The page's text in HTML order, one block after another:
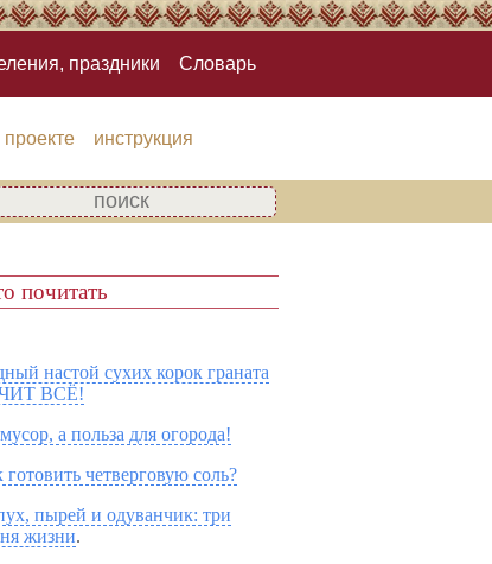
праздники Словарь
проекте инструкция
почитать
настой сухих корок граната
ВСЁ!
а польза для огорода!
готовить четверговую соль?
пырей и одуванчик: три
жизни.